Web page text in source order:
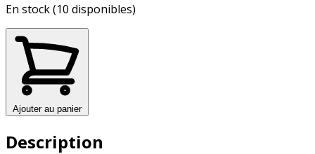
En stock (10 disponibles)
Ajouter au panier
Description